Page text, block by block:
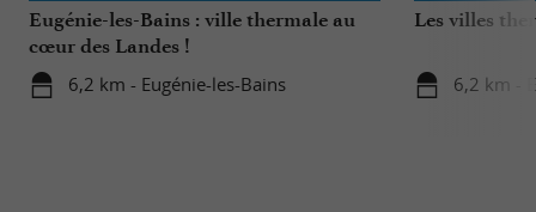
Eugénie-les-Bains : ville thermale au
cœur des Landes !
6,2 km - Eugénie-les-Bains
Les villes
6,2 km -